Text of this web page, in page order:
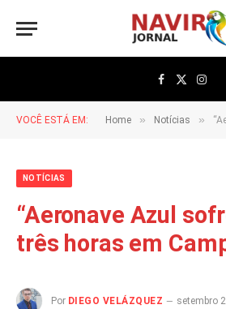
Facebook
X
VOCÊ ESTÁ EM: Home » Notícias »
NOTÍCIAS
“Aeronave Azul
três horas em
Por DIEGO VELÁZQUEZ setembro